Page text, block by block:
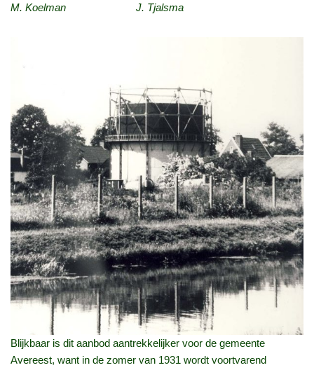
M. Koelman J. Tjalsma
Blijkbaar is dit aanbod aantrekkelijker voor de gemeente
Avereest, want in de zomer van 1931 wordt voortvarend